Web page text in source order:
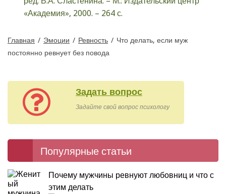
«Академия», 2000. – 264 с.
Главная / Эмоции / Ревность / Что делать, если муж
постоянно ревнует без повода
Задать вопрос
Задайте свой вопрос психологу
Популярные статьи
Почему мужчины ревнуют любовниц и что с
этим делать